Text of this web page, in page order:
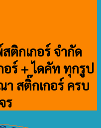
ติกเกอร์ จำกัด
ร์ + ไดคัท ทุกรูป
สติ๊กเกอร์ ครบ
ร